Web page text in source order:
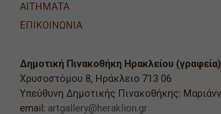
ΑΙΤΉΜΑΤΑ
ΕΠΙΚΟΙΝΩΝΙΑ
Δημοτική Πινακοθήκη Ηρακλείου (γραφεία)
Χρυσοστόμου 8, Ηράκλειο 713 06
Υπεύθυνη Δημοτικής Πινακοθήκης:
email: artgallery@heraklion.gr